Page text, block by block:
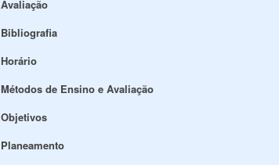
Avaliação
Bibliografia
Horário
Métodos de Ensino e Avaliação
Objetivos
Planeamento